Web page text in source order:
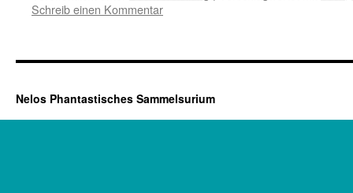
Schreib einen Kommentar
Nelos Phantastisches Sammelsurium